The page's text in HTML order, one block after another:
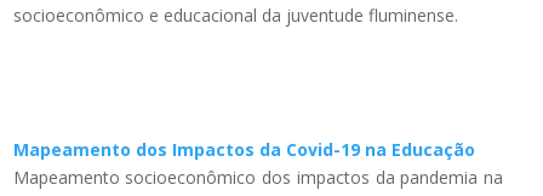
socioeconômico e educacional da juventude fluminense.
Mapeamento dos Impactos da Covid-19 na Educação
Mapeamento socioeconômico dos impactos da pandemia na